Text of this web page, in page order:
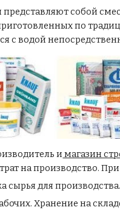
представляют собой
по
с водой
и магазин
на производство.
сырья для производства.
Хранение на